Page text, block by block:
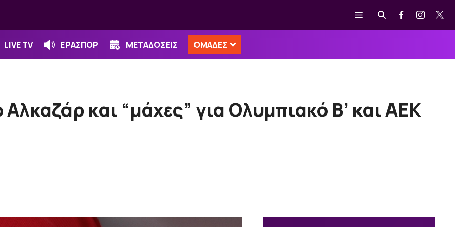
Μενού
LIVE TV ΕΡΑΣΠΟΡ ΜΕΤΑΔΟΣΕΙΣ ΟΜΑΔΕΣ
και “μάχες” για Ολυμπιακό Β’ και ΑΕΚ